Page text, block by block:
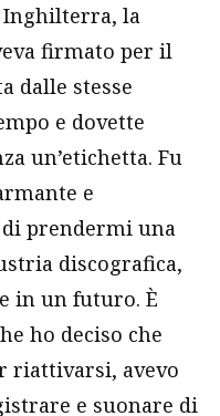
la
firmato per il
dalle stesse
e dovette
un’etichetta. Fu
e
prendermi una
discografica,
in un futuro. È
ho deciso che
riattivarsi, avevo
e suonare di